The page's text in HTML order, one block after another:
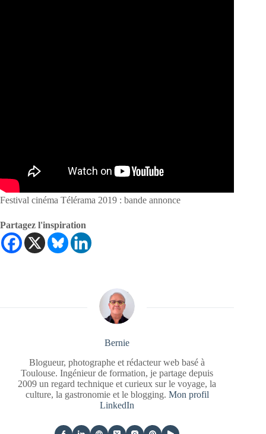
Festival cinéma Télérama 2019 : bande annonce
Partagez l'inspiration
Bernie
Blogueur, photographe et rédacteur web basé à
Toulouse. Ingénieur de formation, je partage depuis
2009 un regard technique et curieux sur le voyage, la
culture, la gastronomie et le blogging. Mon profil
LinkedIn